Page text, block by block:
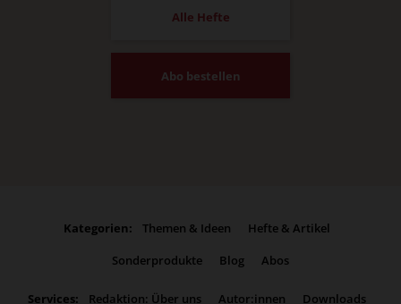
Alle Hefte
Abo bestellen
Kategorien: Themen & Ideen
Hefte & Artikel
Sonderprodukte
Blog Abos
Services: Redaktion: Über uns Autor:innen Downloads